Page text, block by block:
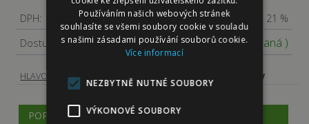
DPH: 21 %
Dostupnost: Skladem( Zelaná )
HLAVOLAMY, HRAČKY HRAČKY PRO PSY Plyšové hračky
POPIS
Používáním našich webových stránek
souhlasíte se všemi soubory cookie v souladu
s našimi zásadami používání souborů cookie.
Více informací
NEZBYTNĚ NUTNÉ SOUBORY
VÝKONOVÉ SOUBORY